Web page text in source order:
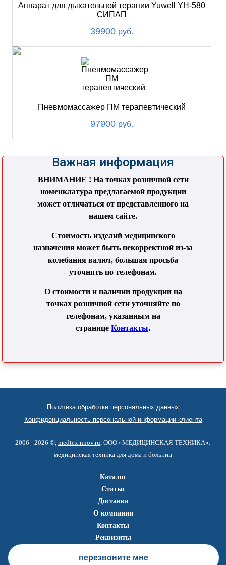
Аппарат для дыхательной терапии Yuwell YH-580
СИПАП
39900 руб.
Пневмомассажер ПМ терапевтический
97900 руб.
Важная информация
ВНИМАНИЕ ! На точках розничной сети
номенклатура предлагаемой продукции
может отличаться от представленного на
нашем сайте.
Стоимость изделий медицинского
назначения может быть некорректной из-за
колебания валют, большая просьба
уточнять по телефонам.
О стоимости и наличии продукции на
точках розничной сети уточняйте по
телефонам, указанным на
странице Контакты.
Политика обработки персональных данных
Конфиденциальность персональной информации клиента
2006 - 2026 ©, medtex.nnov.ru , ООО «МЕДИЦИНСКАЯ ТЕХНИКА»:
медицинская техника для дома и больниц
Каталог
Статьи
Доставка
О компании
Контакты
Реквизиты
перезвоните мне